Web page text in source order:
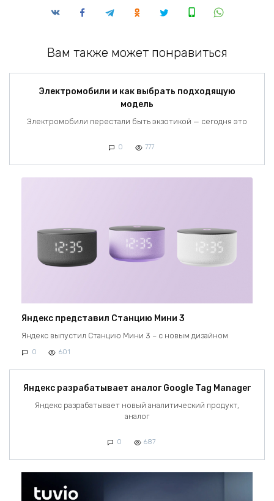
Вам также может понравиться
Электромобили и как выбрать подходящую
модель
Электромобили перестали быть экзотикой — сегодня это
0 777
Яндекс представил Станцию Мини 3
Яндекс выпустил Станцию Мини 3 – с новым дизайном
0 601
Яндекс разрабатывает аналог Google Tag Manager
Яндекс разрабатывает новый аналитический продукт,
аналог
0 687